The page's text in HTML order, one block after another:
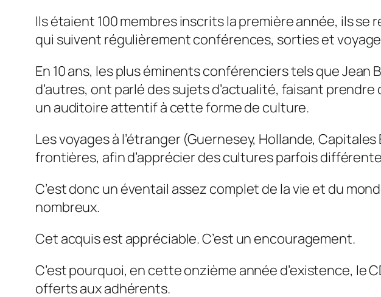
Ils étaient 100 membres inscrits la première année, ils se
qui suivent régulièrement conférences, sorties et
En 10 ans, les plus éminents conférenciers tels que
d’autres, ont parlé des sujets d’actualité, faisant
un auditoire attentif à cette forme de culture.
Les voyages à l’étranger (Guernesey, Hollande,
frontières, afin d’apprécier des cultures parfois
C’est donc un éventail assez complet de la vie et du
nombreux.
Cet acquis est appréciable. C’est un encouragement.
C’est pourquoi, en cette onzième année d’existence, le
offerts aux adhérents.